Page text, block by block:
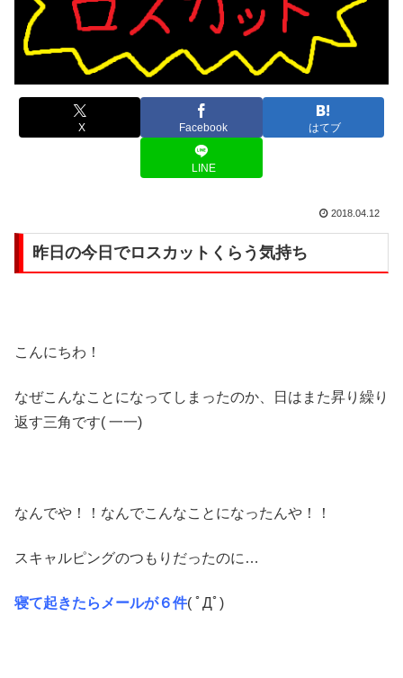
X Facebook はてブ
LINE
2018.04.12
昨日の今日でロスカットくらう気持ち
こんにちわ！
なぜこんなことになってしまったのか、日はまた昇り繰り
返す三角です( 一一)
なんでや！！なんでこんなことになったんや！！
スキャルピングのつもりだったのに…
寝て起きたらメールが６件( ﾟДﾟ)